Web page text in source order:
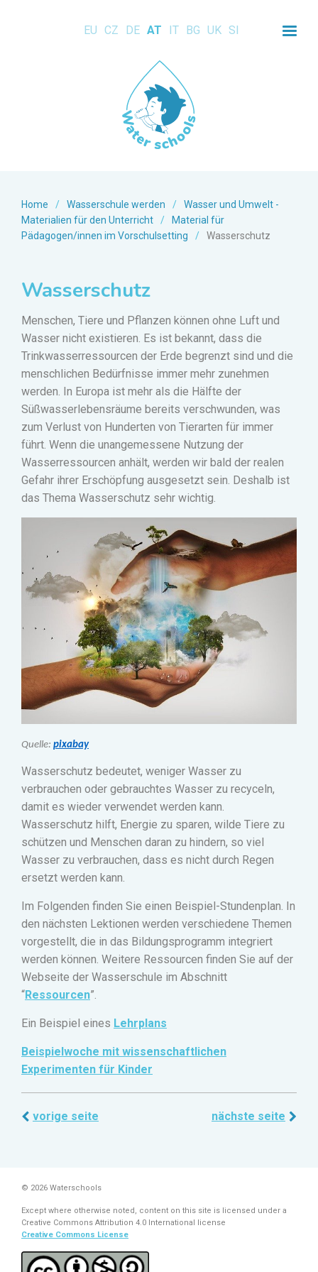
EU CZ DE AT IT BG UK SI
Home / Wasserschule werden /
Wasser und Umwelt -
Materialien für den Unterricht
/
Material für
Pädagogen/innen im Vorschulsetting
/ Wasserschutz
Wasserschutz
Menschen, Tiere und Pflanzen können ohne Luft und
Wasser nicht existieren. Es ist bekannt, dass die
Trinkwasserressourcen der Erde begrenzt sind und die
menschlichen Bedürfnisse immer mehr zunehmen
werden. In Europa ist mehr als die Hälfte der
Süßwasserlebensräume bereits verschwunden, was
zum Verlust von Hunderten von Tierarten für immer
führt. Wenn die unangemessene Nutzung der
Wasserressourcen anhält, werden wir bald der realen
Gefahr ihrer Erschöpfung ausgesetzt sein. Deshalb ist
das Thema Wasserschutz sehr wichtig.
Quelle: pixabay
Wasserschutz bedeutet, weniger Wasser zu
verbrauchen oder gebrauchtes Wasser zu recyceln,
damit es wieder verwendet werden kann.
Wasserschutz hilft, Energie zu sparen, wilde Tiere zu
schützen und Menschen daran zu hindern, so viel
Wasser zu verbrauchen, dass es nicht durch Regen
ersetzt werden kann.
Im Folgenden finden Sie einen Beispiel-Stundenplan. In
den nächsten Lektionen werden verschiedene Themen
vorgestellt, die in das Bildungsprogramm integriert
werden können. Weitere Ressourcen finden Sie auf der
Webseite der Wasserschule im Abschnitt
“Ressourcen”.
Ein Beispiel eines Lehrplans
Beispielwoche mit wissenschaftlichen
Experimenten für Kinder
vorige seite nächste seite
© 2026 Waterschools
Except where otherwise noted, content on this site is licensed under a
Creative Commons Attribution 4.0 International license
Creative Commons License